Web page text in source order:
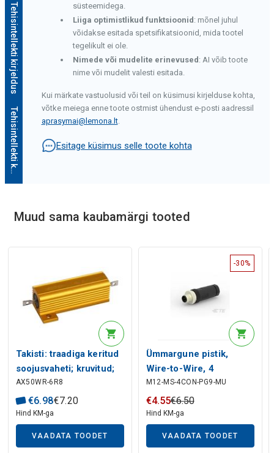
Tehisintellekti kirjeldus
T
e
h
i
s
i
n
t
e
l
l
e
k
t
i
k
i
r
j
e
l
d
u
s
süsteemidega.
Liiga optimistlikud funktsioonid: mõnel juhul
võidakse esitada spetsifikatsioonid, mida tootel
tegelikult ei ole.
Nimede või mudelite erinevused: AI võib toote
nime või mudelit valesti esitada.
Kui märkate vastuolusid või teil on küsimusi kirjelduse kohta,
võtke meiega enne toote ostmist ühendust e-posti aadressil
aprasymai@lemona.lt.
Esitage küsimus selle toote kohta
Muud sama kaubamärgi tooted
Takisti: traadiga keritud
soojusvaheti; kruvitud;
6.8#;50W;#5%
AX50WR-6R8
€6.98€7.20
Hind KM-ga
VAADATA TOODET
-30%
Ümmargune pistik,
Wire-to-Wire, 4
Position, Sealable, Wire
& Cable, Signal, PBT, A
Polarization Code,
Polyamide 66 GF25,
M12 Connector
M12-MS-4CON-PG9-MU
€4.55€6.50
Hind KM-ga
VAADATA TOODET